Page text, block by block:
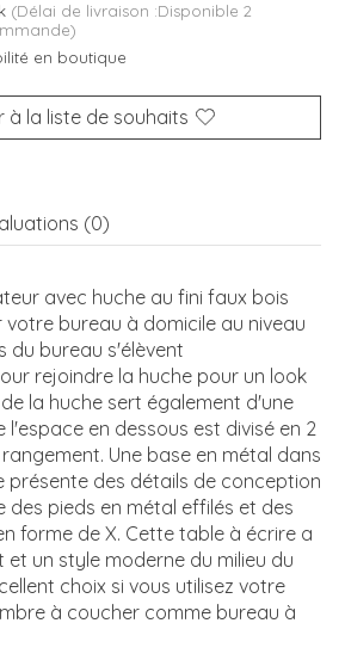
(Délai de livraison :Disponible 2
en boutique
à la liste de souhaits
(0)
avec huche au fini faux bois
bureau à domicile au niveau
du bureau s'élèvent
rejoindre la huche pour un look
la huche sert également d'une
en dessous est divisé en 2
Une base en métal dans
présente des détails de conception
des pieds en métal effilés et des
forme de X. Cette table à écrire a
un style moderne du milieu du
choix si vous utilisez votre
à coucher comme bureau à